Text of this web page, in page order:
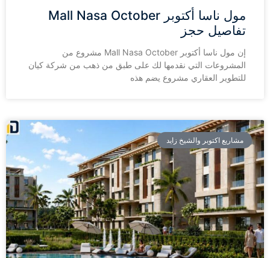
مول ناسا أكتوبر Mall Nasa October
تفاصيل حجز
إن مول ناسا أكتوبر Mall Nasa October مشروع من
المشروعات التي نقدمها لك على طبق من ذهب من شركة كيان
للتطوير العقاري مشروع يضم هذه
مشاريع اكتوبر والشيخ زايد